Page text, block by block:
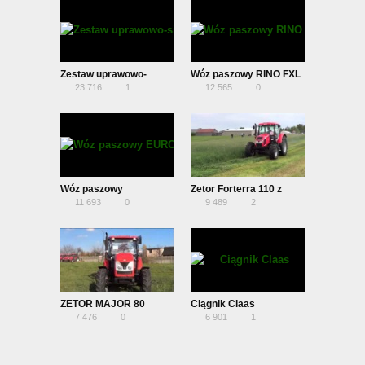
Zestaw uprawowo-
siewny SN300 AGRO-
23 716 1
Wóz paszowy RINO FXL
800 z hydraulicznym
12 565 0
Wóz paszowy
EUROMILK FX
11 693 0
Zetor Forterra 110 z
kosiarką POTTINGER
9 489 2
ZETOR MAJOR 80
7 476 0
Ciągnik Claas
6 901 1